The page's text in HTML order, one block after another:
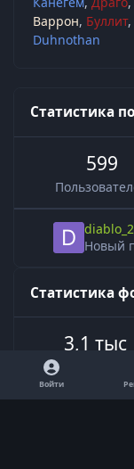
Варрон Буллит
Duhnothan
Статистика
599
Новый
Статистика
3,1 тыс
Войти